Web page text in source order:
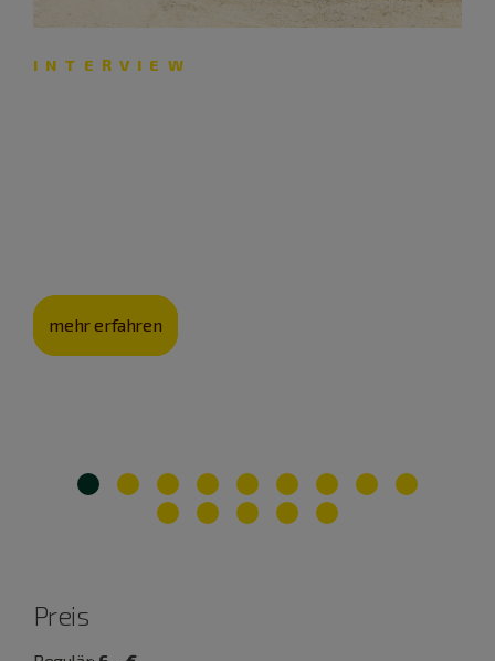
INTERVIEW
mehr erfahren
Preis